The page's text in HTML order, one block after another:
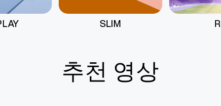
R6
추천 영상